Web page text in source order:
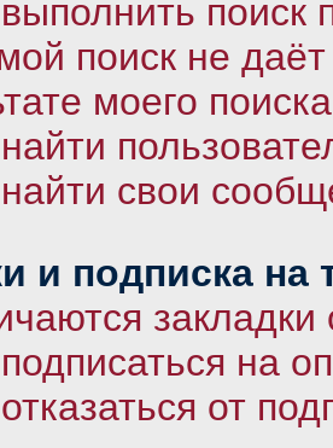
поиск не даёт
моего
свои
и подписка на
закладки
на
от